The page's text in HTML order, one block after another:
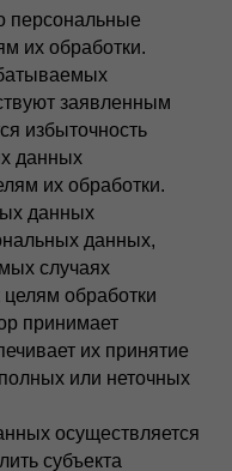
персональные
их обработки.
заявленным
избыточность
данных
их обработки.
данных
данных,
случаях
обработки
принимает
их принятие
или неточных
осуществляется
субъекта